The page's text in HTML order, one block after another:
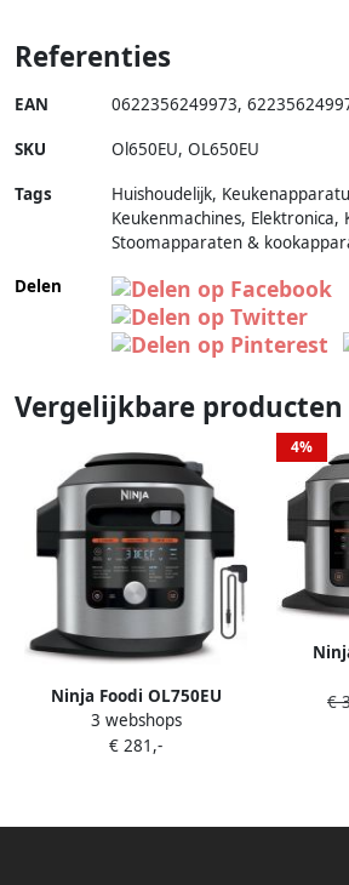
Referenties
EAN 0622356249973,
SKU Ol650EU, OL650EU
Tags
Huishoudelijk,
Keukenmachines, Elektronica,
Stoomapparaten &
Delen
Vergelijkbare producten
Ninja Foodi OL750EU
Multicooker 14 Kookfuncties
7 5 Liter Inclusief Airfryer
3 webshops
€ 281,-
4%
6 €